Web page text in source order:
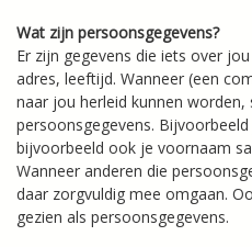
Wat zijn persoonsgegevens?
Er zijn gegevens die iets over
adres, leeftijd. Wanneer (een
naar jou herleid kunnen worden,
persoonsgegevens.
bijvoorbeeld ook je voornaam
Wanneer anderen die
daar zorgvuldig mee omgaan.
gezien als persoonsgegevens.